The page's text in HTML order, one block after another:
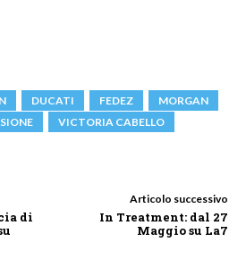
DUCATI FEDEZ
MORGAN
VICTORIA CABELLO
di
Articolo successivo
In Treatment: dal 27
Maggio su La7